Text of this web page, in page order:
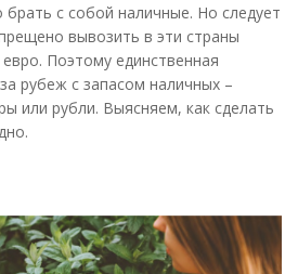
с собой наличные. Но следует
вывозить в эти страны
Поэтому единственная
рубеж с запасом наличных –
или рубли. Выясняем, как сделать